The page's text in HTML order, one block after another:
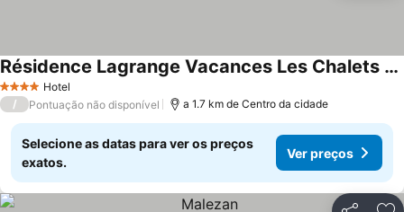
4 EstrelasHotel
Résidence Lagrange Vacances Les Chalets d'Edelweiss
/ Pontuação não disponível a 1.7 km de Centro da cidade
Selecione as datas para ver os preços
exatos.
Ver preços